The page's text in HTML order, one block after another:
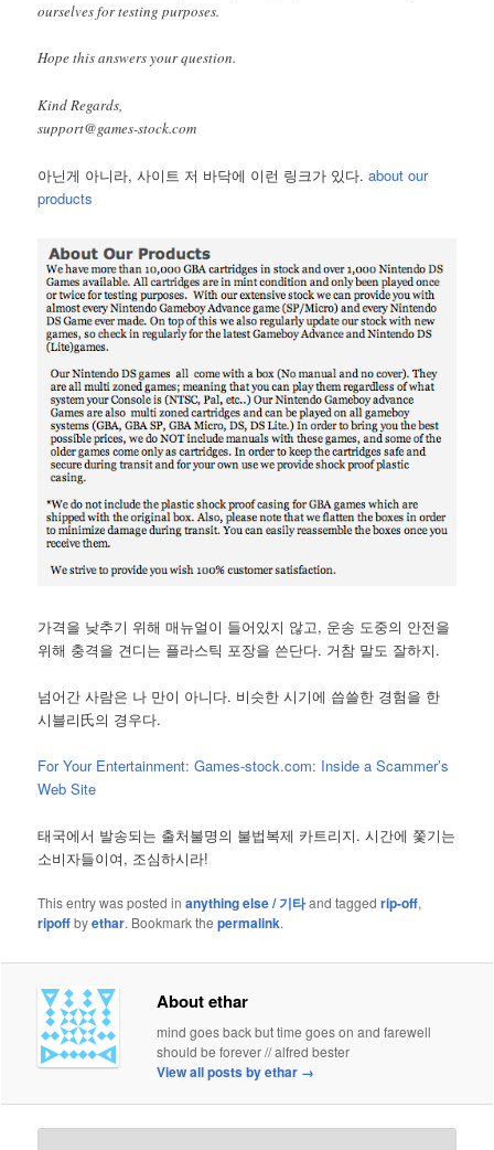
ourselves for testing purposes.
Hope this answers your question.
Kind Regards,
support@games-stock.com
아닌게 아니라, 사이트 저 바닥에 이런 링크가 있다.about our
products
가격을 낮추기 위해 매뉴얼이 들어있지 않고, 운송 도중의 안전을
위해 충격을 견디는 플라스틱 포장을 쓴단다. 거참 말도 잘하지.
넘어간 사람은 나 만이 아니다. 비슷한 시기에 씁쓸한 경험을 한
시블리氏의 경우다.
For Your Entertainment: Games-stock.com: Inside a Scammer’s
Web Site
태국에서 발송되는 출처불명의 불법복제 카트리지. 시간에 쫓기는
소비자들이여, 조심하시라!
This entry was posted inanything else / 기타and taggedrip-off,
ripoffbyethar. Bookmark thepermalink.
About ethar
mind goes back but time goes on and farewell
should be forever // alfred bester
View all posts by ethar →